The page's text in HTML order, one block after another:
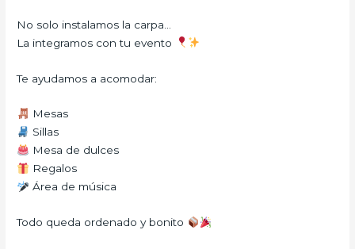
No solo instalamos la carpa…
La integramos con tu evento
Te ayudamos a acomodar:
Mesas
Sillas
Mesa de dulces
Regalos
Área de música
Todo queda ordenado y bonito